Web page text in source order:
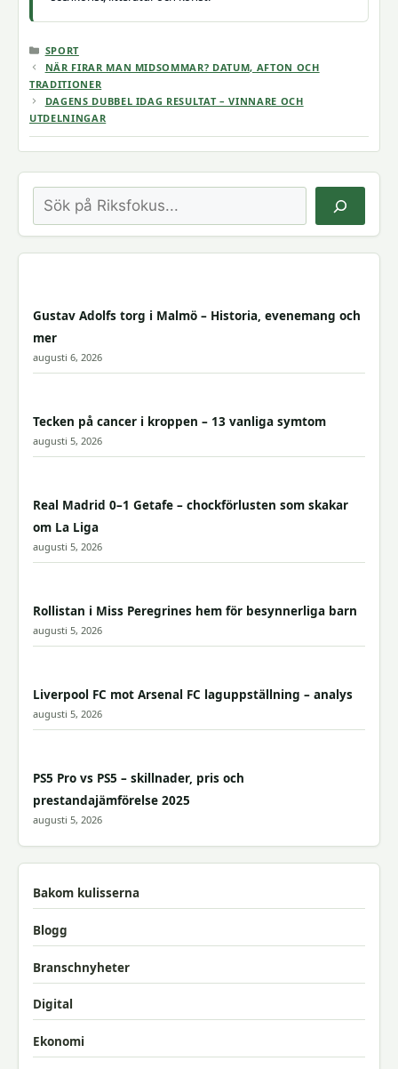
KATEGORIER
SPORT
NÄR FIRAR MAN MIDSOMMAR? DATUM, AFTON OCH
TRADITIONER
DAGENS DUBBEL IDAG RESULTAT – VINNARE OCH
UTDELNINGAR
Sök
Gustav Adolfs torg i Malmö – Historia, evenemang och
mer
augusti 6, 2026
Tecken på cancer i kroppen – 13 vanliga symtom
augusti 5, 2026
Real Madrid 0–1 Getafe – chockförlusten som skakar
om La Liga
augusti 5, 2026
Rollistan i Miss Peregrines hem för besynnerliga barn
augusti 5, 2026
Liverpool FC mot Arsenal FC laguppställning – analys
augusti 5, 2026
PS5 Pro vs PS5 – skillnader, pris och
prestandajämförelse 2025
augusti 5, 2026
Bakom kulisserna
Blogg
Branschnyheter
Digital
Ekonomi